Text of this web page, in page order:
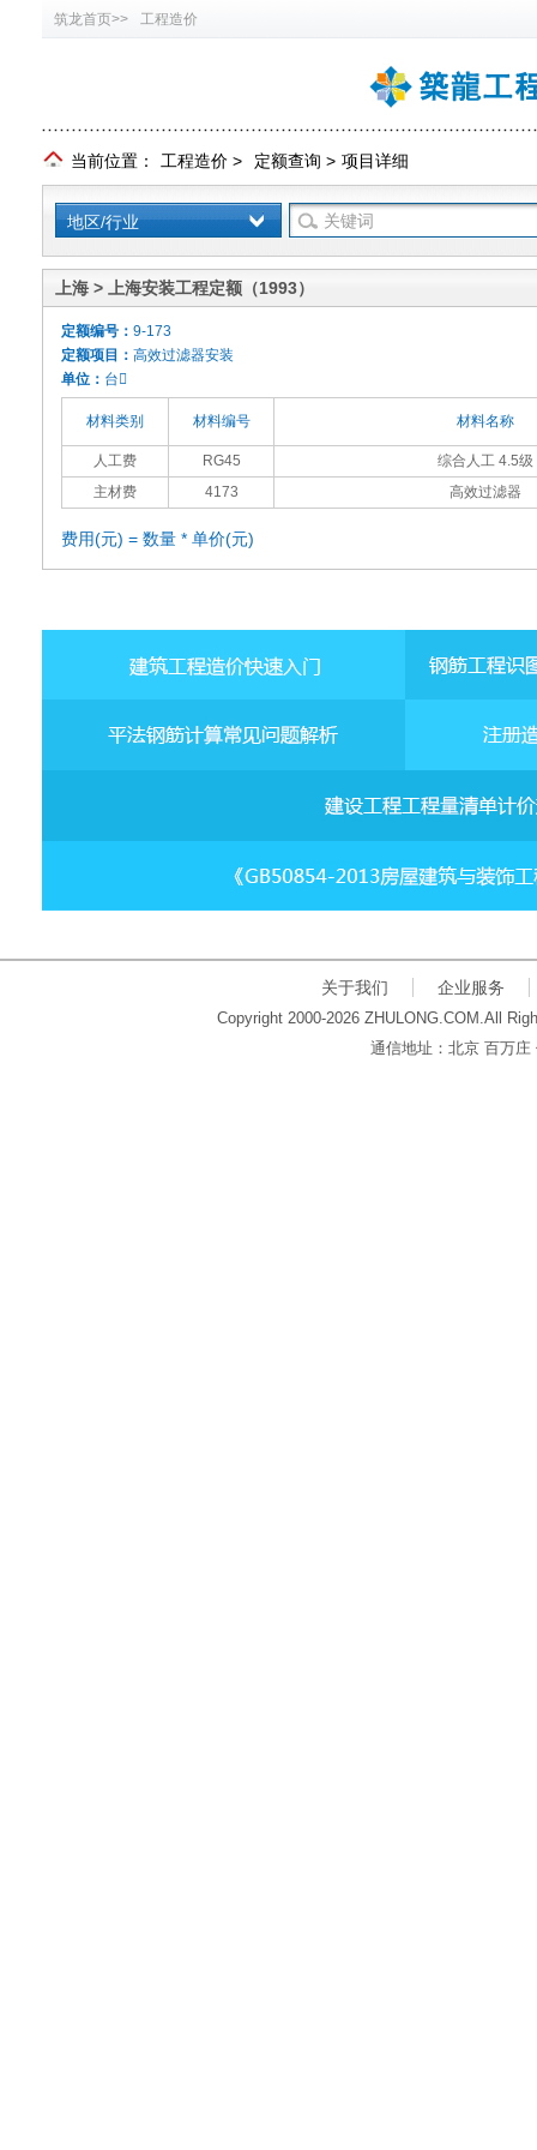
筑龙首页>> 工程造价
当前位置： 工程造价 > 定额查询 > 项目详细
地区/行业
上海 > 上海安装工程定额（1993）
定额编号： 9-173
定额项目： 高效过滤器安装
单位： 台
材料类别 材料编号 材料名称
人工费 RG45
综合人工 4.5级
主材费
4173 高效过滤器
费用(元) = 数量 * 单价(元)
关于我们 企业服务
Copyright 2000-2026 ZHULONG.COM.All
通信地址：北京 百万